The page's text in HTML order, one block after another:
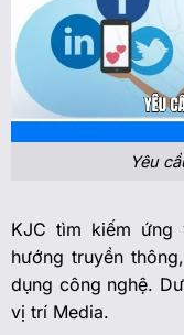
Yêu
KJC tìm kiếm ứng
hướng truyền
dụng công nghệ.
vị trí Media.